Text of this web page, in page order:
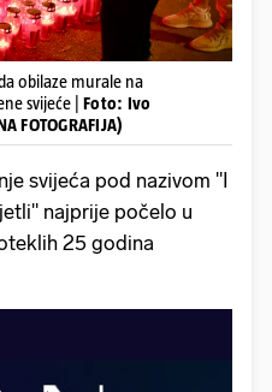
obilaze murale na
svijeće | Foto: Ivo
FOTOGRAFIJA)
svijeća pod nazivom "I
najprije počelo u
25 godina